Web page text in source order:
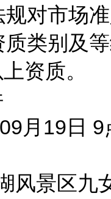
对市场
类别及
资质。
月19日
风景区九